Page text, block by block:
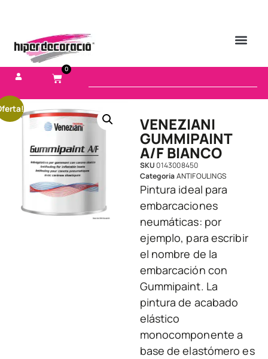
0
VENEZIANI
GUMMIPAINT
A/F BIANCO
SKU0143008450
CategoriaANTIFOULINGS
Pintura ideal para
embarcaciones
neumáticas: por
ejemplo, para escribir
el nombre de la
embarcación con
Gummipaint. La
pintura de acabado
elástico
monocomponente a
base de elastómero es